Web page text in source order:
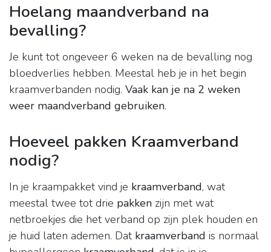
Hoelang maandverband na
bevalling?
Je kunt tot ongeveer 6 weken na de bevalling nog
bloedverlies hebben. Meestal heb je in het begin
kraamverbanden nodig. Vaak kan je na 2 weken
weer maandverband gebruiken.
Hoeveel pakken Kraamverband
nodig?
In je kraampakket vind je kraamverband, wat
meestal twee tot drie pakken zijn met wat
netbroekjes die het verband op zijn plek houden en
je huid laten ademen. Dat kraamverband is normaal